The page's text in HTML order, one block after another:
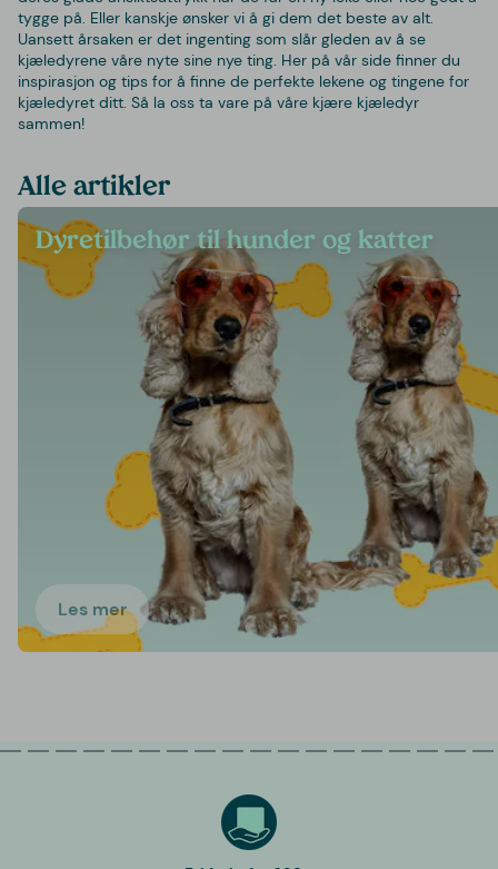
tygge på. Eller kanskje ønsker vi å gi dem det beste av alt.
Uansett årsaken er det ingenting som slår gleden av å se
kjæledyrene våre nyte sine nye ting. Her på vår side finner du
inspirasjon og tips for å finne de perfekte lekene og tingene for
kjæledyret ditt. Så la oss ta vare på våre kjære kjæledyr
sammen!
Alle artikler
Dyretilbehør til hunder og katter
Les mer